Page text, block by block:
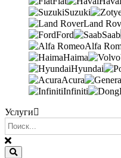
Suzuki
Land
Ford
Saab
Alfa
Haima
Hyundai
Acura
Infiniti
Услуги